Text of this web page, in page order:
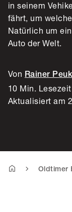
in seinem
fährt, um
Natürlich um
Auto der Welt.
Von Rainer
10 Min. Lesezeit
Aktualisiert am
Oldtimer